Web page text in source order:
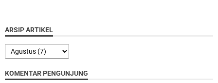
ARSIP ARTIKEL
KOMENTAR PENGUNJUNG